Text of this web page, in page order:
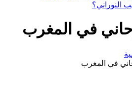
النوراني؟
في المغرب
في المغرب